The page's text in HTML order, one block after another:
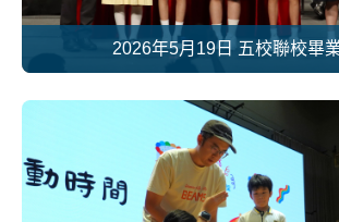
2026年5月19日 五校聯校畢